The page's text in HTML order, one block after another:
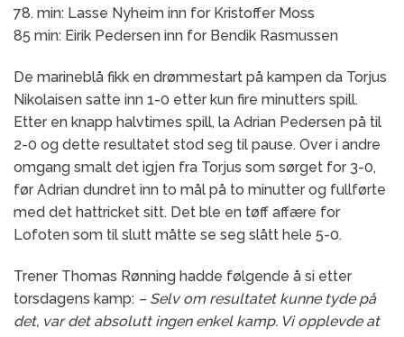
78. min: Lasse Nyheim inn for Kristoffer Moss
85 min: Eirik Pedersen inn for Bendik Rasmussen
De marineblå fikk en drømmestart på kampen da Torjus
Nikolaisen satte inn 1-0 etter kun fire minutters spill.
Etter en knapp halvtimes spill, la Adrian Pedersen på til
2-0 og dette resultatet stod seg til pause. Over i andre
omgang smalt det igjen fra Torjus som sørget for 3-0,
før Adrian dundret inn to mål på to minutter og fullførte
med det hattricket sitt. Det ble en tøff affære for
Lofoten som til slutt måtte se seg slått hele 5-0.
Trener Thomas Rønning hadde følgende å si etter
torsdagens kamp: – Selv om resultatet kunne tyde på
det, var det absolutt ingen enkel kamp. Vi opplevde at